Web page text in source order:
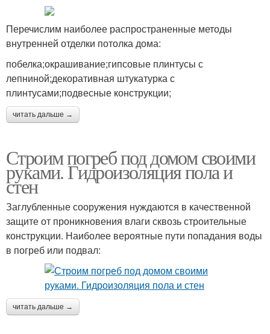
Перечислим наиболее распространенные методы
внутренней отделки потолка дома:
побелка;окрашивание;гипсовые плинтусы с
лепниной;декоративная штукатурка с
плинтусами;подвесные конструкции;
читать дальше →
Строим погреб под домом своими
руками. Гидроизоляция пола и
стен
Заглубленные сооружения нуждаются в качественной
защите от проникновения влаги сквозь строительные
конструкции. Наиболее вероятные пути попадания воды
в погреб или подвал:
читать дальше →